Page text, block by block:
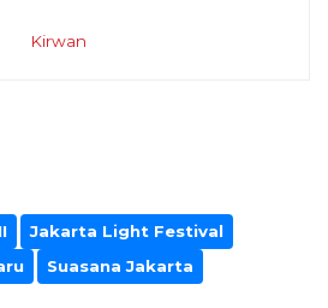
Kirwan
Jakarta Light Festival
Suasana Jakarta